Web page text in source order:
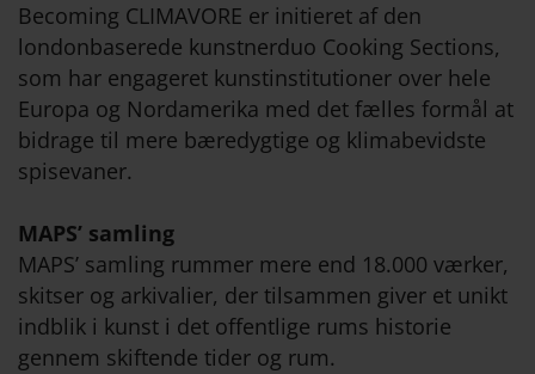
Becoming CLIMAVORE er initieret af den
londonbaserede kunstnerduo Cooking Sections,
som har engageret kunstinstitutioner over hele
Europa og Nordamerika med det fælles formål at
bidrage til mere bæredygtige og klimabevidste
spisevaner.
MAPS’ samling
MAPS’ samling rummer mere end 18.000 værker,
skitser og arkivalier, der tilsammen giver et unikt
indblik i kunst i det offentlige rums historie
gennem skiftende tider og rum.